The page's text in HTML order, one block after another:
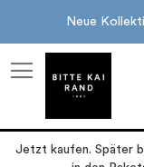
Neue
Jetzt kaufen. Später